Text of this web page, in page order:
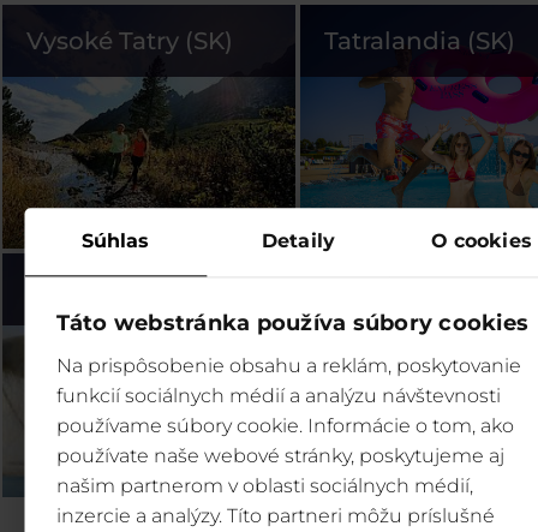
Súhlas Detaily O cookies
Táto webstránka používa súbory cookies
Na prispôsobenie obsahu a reklám, poskytovanie
funkcií sociálnych médií a analýzu návštevnosti
používame súbory cookie. Informácie o tom, ako
používate naše webové stránky, poskytujeme aj
našim partnerom v oblasti sociálnych médií,
inzercie a analýzy. Títo partneri môžu príslušné
Vysoké Tatry (SK) Tatralandia (SK)